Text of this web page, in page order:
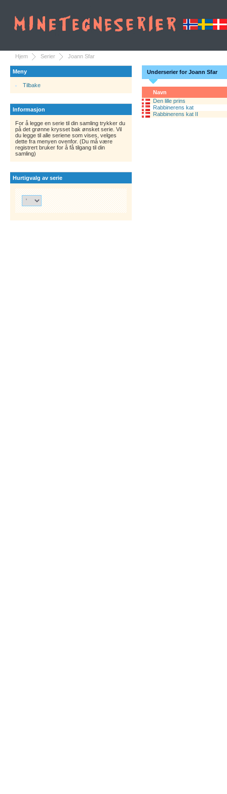
Hjem Serier Joann Sfar
Meny
Tilbake
Informasjon
For å legge en serie til din samling trykker du
på det grønne krysset bak ønsket serie. Vil
du legge til alle seriene som vises, velges
dette fra menyen ovenfor. (Du må være
registrert bruker for å få tilgang til din
samling)
Hurtigvalg av serie
Underserier for Joann Sfar
Navn
Den lille prins
Rabbinerens kat
Rabbinerens kat II